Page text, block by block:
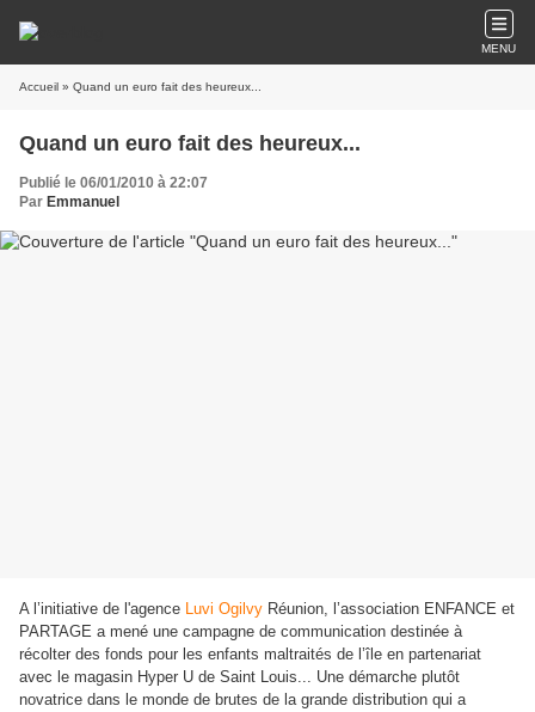
MENU
Accueil » Quand un euro fait des heureux...
Quand un euro fait des heureux...
Publié le 06/01/2010 à 22:07
Par Emmanuel
A l’initiative de l'agence Luvi Ogilvy Réunion, l’association ENFANCE et
PARTAGE a mené une campagne de communication destinée à
récolter des fonds pour les enfants maltraités de l’île en partenariat
avec le magasin Hyper U de Saint Louis... Une démarche plutôt
novatrice dans le monde de brutes de la grande distribution qui a